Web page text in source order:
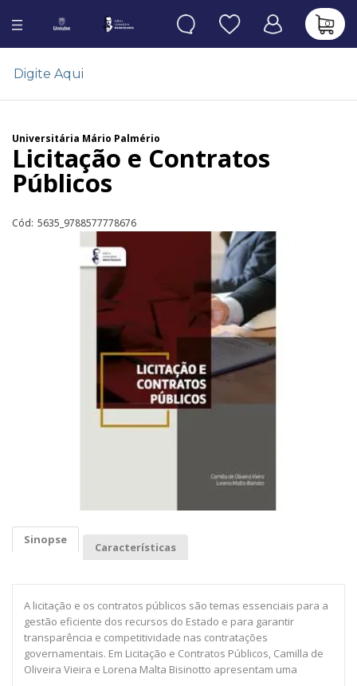
0
Universitária Mário Palmério
Licitação e Contratos
Públicos
Cód: 5635_9788577778676
Sinopse
Características
A licitação e os contratos públicos são temas essenciais para a
gestão eficiente dos recursos do Estado e para garantir
transparência e competitividade nas contratações
governamentais. Em Licitação e Contratos Públicos, Camilla de
Oliveira Vieira e Lorena Malta Bisinotto apresentam uma